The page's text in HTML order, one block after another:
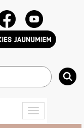
Toggle
navigation